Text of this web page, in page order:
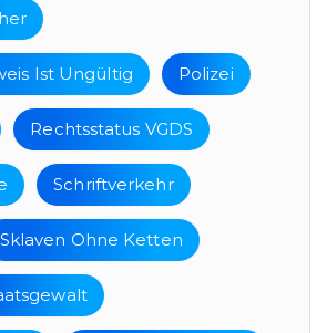
Ist Ungültig Polizei
Rechtsstatus VGDS
Schriftverkehr
Sklaven Ohne Ketten